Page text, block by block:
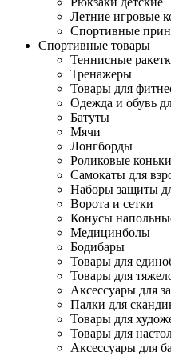
Летние игровые
Спортивные
Спортивные товары
Теннисные
Тренажеры
Товары для
Одежда и обувь
Батуты
Мячи
Лонгборды
Роликовые коньки
Самокаты для
Наборы защиты
Ворота и сетки
Конусы
Медицинболы
Бодибары
Товары для
Товары для
Аксессуары для
Палки для
Товары для
Товары для
Аксессуары для